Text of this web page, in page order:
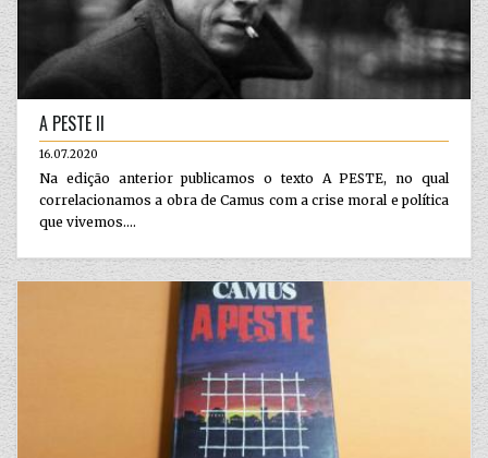
A PESTE II
16.07.2020
Na edição anterior publicamos o texto A PESTE, no qual
correlacionamos a obra de Camus com a crise moral e política
que vivemos....